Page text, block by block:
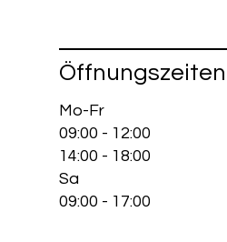
Öffnungszeiten
Mo-Fr
09:00 - 12:00
14:00 - 18:00
Sa
09:00 - 17:00